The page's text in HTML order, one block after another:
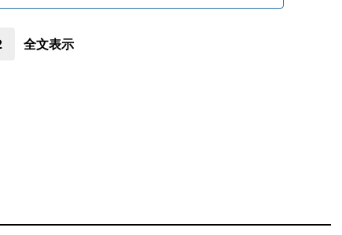
全文表示